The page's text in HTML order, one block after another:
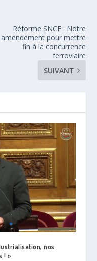
Réforme SNCF : Notre
amendement pour mettre
fin à la concurrence
ferroviaire
SUIVANT
nos
! »